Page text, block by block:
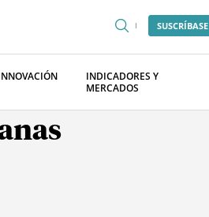
SUSCRÍBASE
INDICADORES Y
MERCADOS